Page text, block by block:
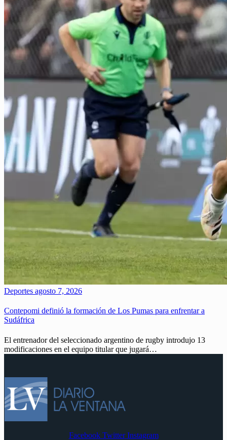
Deportes agosto 7, 2026
Contepomi definió la formación de Los Pumas para enfrentar a
Sudáfrica
El entrenador del seleccionado argentino de rugby introdujo 13
modificaciones en el equipo titular que jugará…
Facebook Twitter Instagram